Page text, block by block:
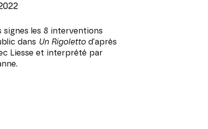
signes les 8 interventions
dans Un Rigolettod'après
Liesse et interprété par